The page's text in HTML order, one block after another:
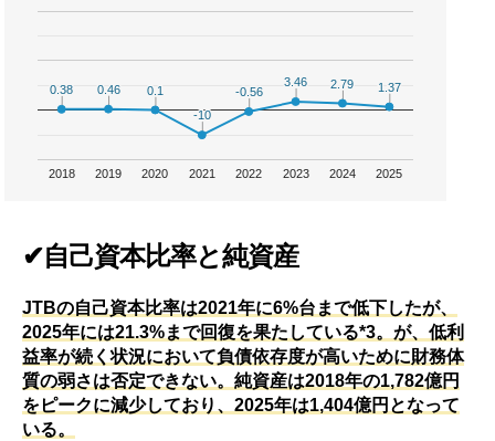
2018 2019 2020 2021 2022 2023 2024 2025
0.38
0.38 0.46
0.46 0.1
0.1
-10
-10
-0.56
-0.56
3.46
3.46 2.79
2.79 1.37
1.37
✔自己資本比率と純資産
JTBの自己資本比率は2021年に6%台まで低下したが、
2025年には21.3%まで回復を果たしている*3。が、低利
益率が続く状況において負債依存度が高いために財務体
質の弱さは否定できない。純資産は2018年の1,782億円
をピークに減少しており、2025年は1,404億円となって
いる。